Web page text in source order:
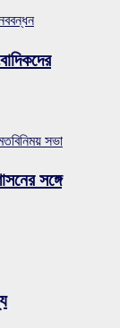
সভা
সঙ্গে